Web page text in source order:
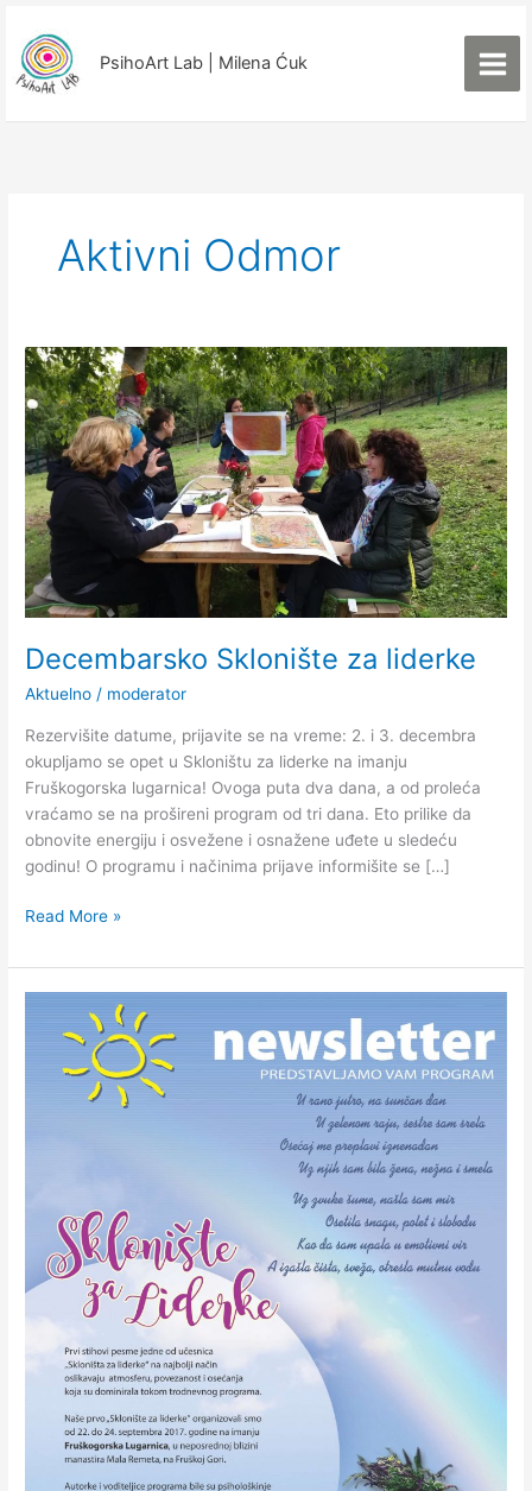
садржај
PsihoArt Lab | Milena Ćuk
Aktivni Odmor
Decembarsko Sklonište za liderke
Aktuelno / moderator
Rezervišite datume, prijavite se na vreme: 2. i 3. decembra
okupljamo se opet u Skloništu za liderke na imanju
Fruškogorska lugarnica! Ovoga puta dva dana, a od proleća
vraćamo se na prošireni program od tri dana. Eto prilike da
obnovite energiju i osvežene i osnažene uđete u sledeću
godinu! O programu i načinima prijave informišite se […]
Decembarsko
Sklonište
za
liderke
Read More »
Newsletter
nakon
Skloništa